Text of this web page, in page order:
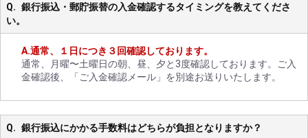
銀行振込・郵貯振替の入金確認するタイミングを教えてくださ
い。
通常、１日につき３回確認しております。
通常、月曜〜土曜日の朝、昼、夕と3度確認しております。ご入
金確認後、「ご入金確認メール」を別途お送りいたします。
銀行振込にかかる手数料はどちらが負担となりますか？